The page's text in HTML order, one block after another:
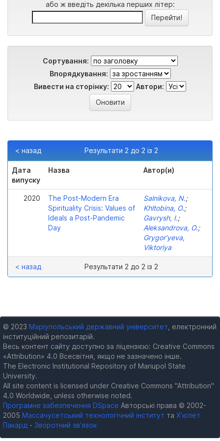
або ж введіть декілька перших літер:
Сортування:
Впорядкування:
Вивести на сторінку:
Автори:
Результати 2 до 2 із 2
< назад
Дата
випуску
Назва Автор(и)
2020
The Post-Modern Era
Spirituality Crisis: Values of
Ideals a Post-Pandemic
Day
Salnikova, N.;
Khltobina, O.;
Gavrysh, I.;
Aleksandrova, O.;
Grygor’yeva,
Viktoriya
Результати 2 до 2 із 2
< назад
© 2023 Маріупольський державний університет , електронний
інституційний репозитарій.
Весь контент сайту доступно за ліцензією: Creative Commons
«Attribution» 4.0 Всесвітня, якщо не зазначено інше.
The Electronic Institutional Repository of Mariupol State
University.
All site content is licensed under Creative Commons "Attribution"
4.0 Worldwide, unless otherwise noted.
Програмне забезпечення DSpace Авторські права © 2002-
2005 Массачусетський технологічний інститут та Х’юлет
Пакард - Зворотний зв’язок